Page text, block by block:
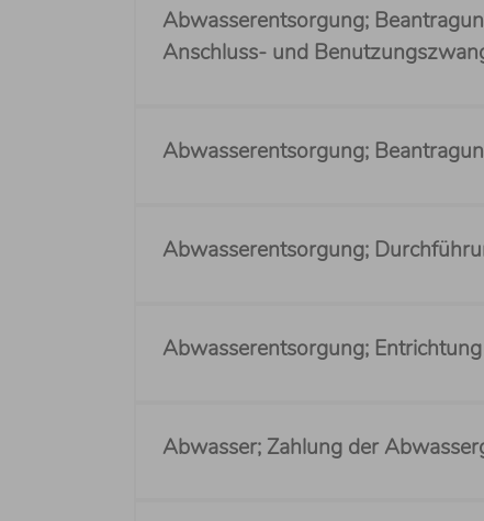
Abwasserentsorgung;
Anschluss- und
Abwasserentsorgung;
Abwasserentsorgung;
Abwasserentsorgung;
Abwasser; Zahlung der